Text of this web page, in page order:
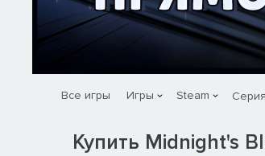
Все игры Игры Steam
Купить Midnight's